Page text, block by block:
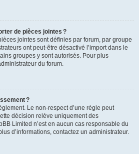
de pièces jointes ?
jointes sont définies par forum, par groupe
ont peut-être désactivé l’import dans le
groupes y sont autorisés. Pour plus
du forum.
?
Le non-respect d’une règle peut
décision relève uniquement des
Limited n’est en aucun cas responsable du
d’informations, contactez un administrateur.